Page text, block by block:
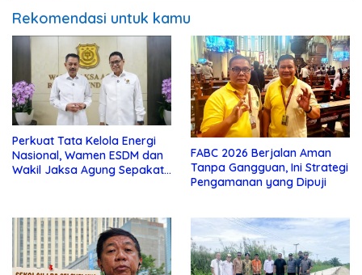
Rekomendasi untuk kamu
Perkuat Tata Kelola Energi
Nasional, Wamen ESDM dan
Wakil Jaksa Agung Sepakat
FABC 2026 Berjalan Aman
Tanpa Gangguan, Ini Strategi
Pengamanan yang Dipuji